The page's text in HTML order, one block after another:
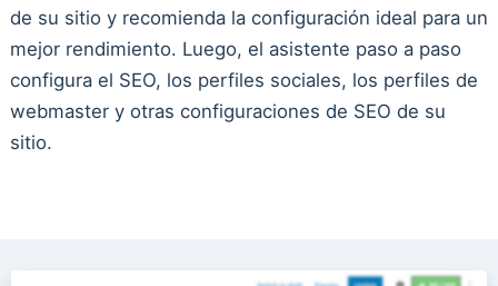
de su sitio y recomienda la configuración ideal para un
mejor rendimiento. Luego, el asistente paso a paso
configura el SEO, los perfiles sociales, los perfiles de
webmaster y otras configuraciones de SEO de su
sitio.